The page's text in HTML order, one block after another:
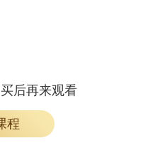
后再来观看
程